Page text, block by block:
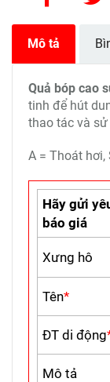
Mô tả
Quả bóp cao
tinh để hút
thao tác và sử
A = Thoát hơi,
Hãy gửi
báo giá
Xưng hô
Tên*
ĐT di động
Mô tả